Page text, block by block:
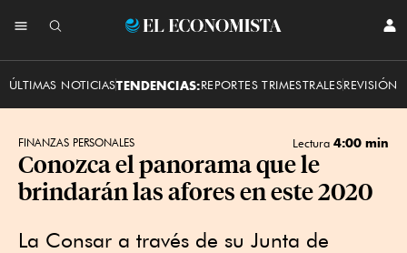
El
ÚLTIMAS NOTICIASTENDENCIAS:REPORTES TRIMESTRALESREVISIÓN
FINANZAS PERSONALES Lectura 4:00 min
Conozca el panorama que le
brindarán las afores en este 2020
La Consar a través de su Junta de